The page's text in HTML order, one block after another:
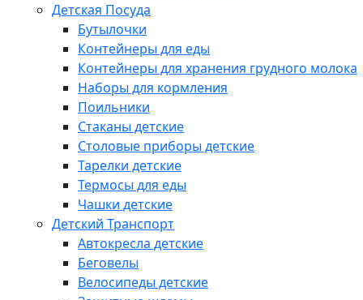
Детская Посуда
Бутылочки
Контейнеры для еды
Контейнеры для хранения грудного молока
Наборы для кормления
Поильники
Стаканы детские
Столовые приборы детские
Тарелки детские
Термосы для еды
Чашки детские
Детский Транспорт
Автокресла детские
Беговелы
Велосипеды детские